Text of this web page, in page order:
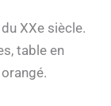
XXe siècle.
table en